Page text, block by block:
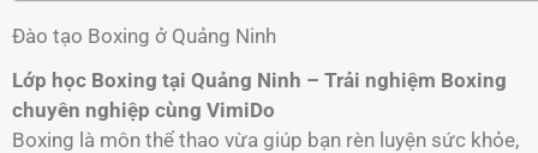
Đào tạo Boxing ở Quảng Ninh
Lớp học Boxing tại Quảng Ninh – Trải nghiệm Boxing
chuyên nghiệp cùng VimiDo
Boxing là môn thể thao vừa giúp bạn rèn luyện sức khỏe,